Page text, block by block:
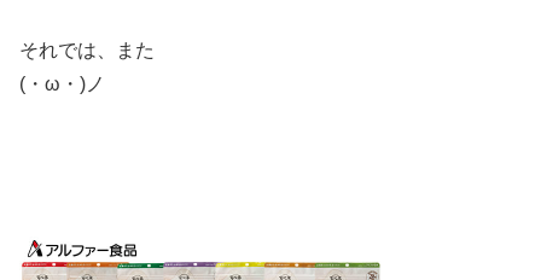
それでは、また
(・ω・)ノ